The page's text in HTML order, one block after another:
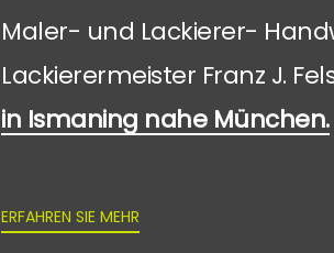
Maler- und Lackierer-
Lackierermeister Franz J.
in Ismaning nahe München.
ERFAHREN SIE MEHR